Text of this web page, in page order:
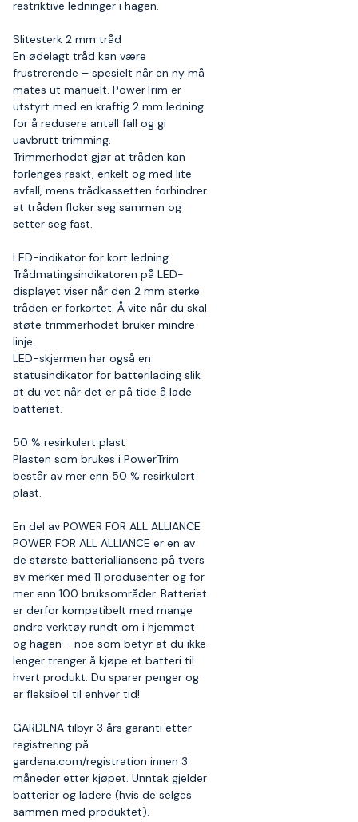
restriktive ledninger i hagen.
Slitesterk 2 mm tråd
En ødelagt tråd kan være
frustrerende – spesielt når en ny må
mates ut manuelt. PowerTrim er
utstyrt med en kraftig 2 mm ledning
for å redusere antall fall og gi
uavbrutt trimming.
Trimmerhodet gjør at tråden kan
forlenges raskt, enkelt og med lite
avfall, mens trådkassetten forhindrer
at tråden floker seg sammen og
setter seg fast.
LED-indikator for kort ledning
Trådmatingsindikatoren på LED-
displayet viser når den 2 mm sterke
tråden er forkortet. Å vite når du skal
støte trimmerhodet bruker mindre
linje.
LED-skjermen har også en
statusindikator for batterilading slik
at du vet når det er på tide å lade
batteriet.
50 % resirkulert plast
Plasten som brukes i PowerTrim
består av mer enn 50 % resirkulert
plast.
En del av POWER FOR ALL ALLIANCE
POWER FOR ALL ALLIANCE er en av
de største batterialliansene på tvers
av merker med 11 produsenter og for
mer enn 100 bruksområder. Batteriet
er derfor kompatibelt med mange
andre verktøy rundt om i hjemmet
og hagen - noe som betyr at du ikke
lenger trenger å kjøpe et batteri til
hvert produkt. Du sparer penger og
er fleksibel til enhver tid!
GARDENA tilbyr 3 års garanti etter
registrering på
gardena.com/registration innen 3
måneder etter kjøpet. Unntak gjelder
batterier og ladere (hvis de selges
sammen med produktet).